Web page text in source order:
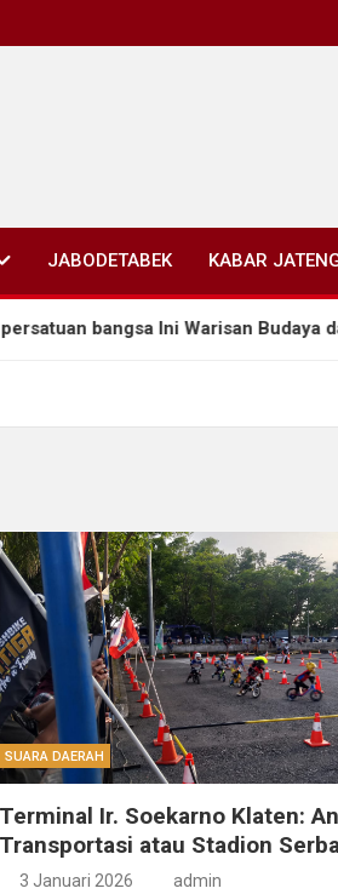
JABODETABEK KABAR
bangsa Ini Warisan Budaya dan
SUARA DAERAH
Terminal Ir. Soekarno Klaten:
Transportasi atau Stadion
3 Januari 2026 admin